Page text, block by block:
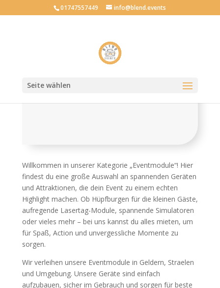
01747557449 info@blend.events
Seite wählen
Arrowtag
Willkommen in unserer Kategorie „Eventmodule“! Hier
findest du eine große Auswahl an spannenden Geräten
und Attraktionen, die dein Event zu einem echten
Highlight machen. Ob Hüpfburgen für die kleinen Gäste,
aufregende Lasertag-Module, spannende Simulatoren
oder vieles mehr – bei uns kannst du alles mieten, um
für Spaß, Action und unvergessliche Momente zu
sorgen.
Wir verleihen unsere Eventmodule in Geldern, Straelen
und Umgebung. Unsere Geräte sind einfach
aufzubauen, sicher im Gebrauch und sorgen für beste